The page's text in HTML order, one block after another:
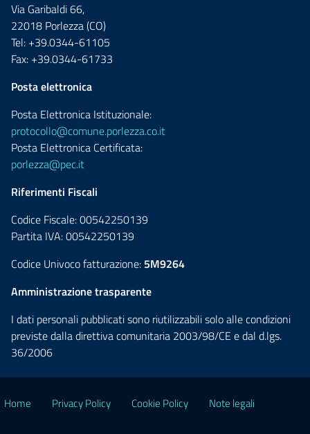
Via Garibaldi 66,
22018 Porlezza (CO)
Tel: +39.0344-61105
Fax: +39.0344-61733
Posta elettronica
Posta Elettronica Istituzionale:
protocollo@comune.porlezza.co.it
Posta Elettronica Certificata:
porlezza@pec.it
Riferimenti Fiscali
Codice Fiscale: 00542250139
Partita IVA: 00542250139
Codice Univoco fatturazione: 5M9264
Amministrazione trasparente
I dati personali pubblicati sono riutilizzabili solo alle condizioni
previste dalla direttiva comunitaria 2003/98/CE e dal d.lgs.
36/2006
Home Privacy Policy Cookie Policy Note legali